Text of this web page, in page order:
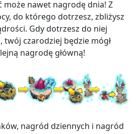
może nawet nagrodę dnia! Z
do którego dotrzesz, zbliżysz
Gdy dotrzesz do niej
twój czarodziej będzie mógł
nagrodę główną!
nagród dziennych i nagród